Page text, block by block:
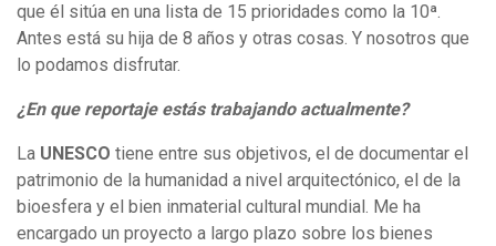
que él sitúa en una lista de 15 prioridades como la 10ª.
Antes está su hija de 8 años y otras cosas. Y nosotros que
lo podamos disfrutar.
¿En que reportaje estás trabajando actualmente?
La UNESCO tiene entre sus objetivos, el de documentar el
patrimonio de la humanidad a nivel arquitectónico, el de la
bioesfera y el bien inmaterial cultural mundial. Me ha
encargado un proyecto a largo plazo sobre los bienes